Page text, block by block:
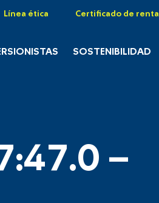
Línea ética Certificado de renta
SOSTENIBILIDAD
–